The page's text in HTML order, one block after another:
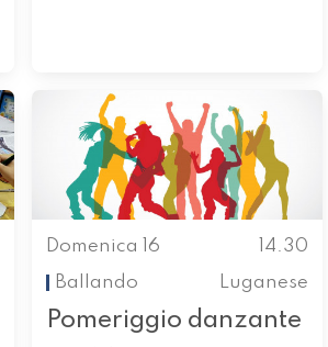
Domenica 16
14.30
Ballando
Luganese
Pomeriggio danzante